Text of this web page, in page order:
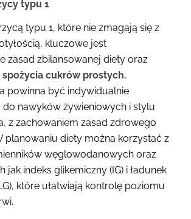
typu 1
typu 1, które nie zmagają się z
kluczowe jest
zasad zbilansowanej diety oraz
cukrów prostych.
powinna być indywidualnie
nawyków żywieniowych i stylu
z zachowaniem zasad zdrowego
planowaniu diety można korzystać z
węglowodanowych oraz
jak indeks glikemiczny (IG) i ładunek
które ułatwiają kontrolę poziomu